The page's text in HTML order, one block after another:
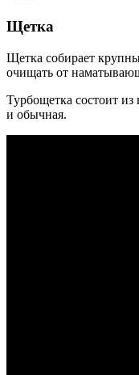
Щетка
Щетка собирает
очищать от
Турбощетка состоит
и обычная.